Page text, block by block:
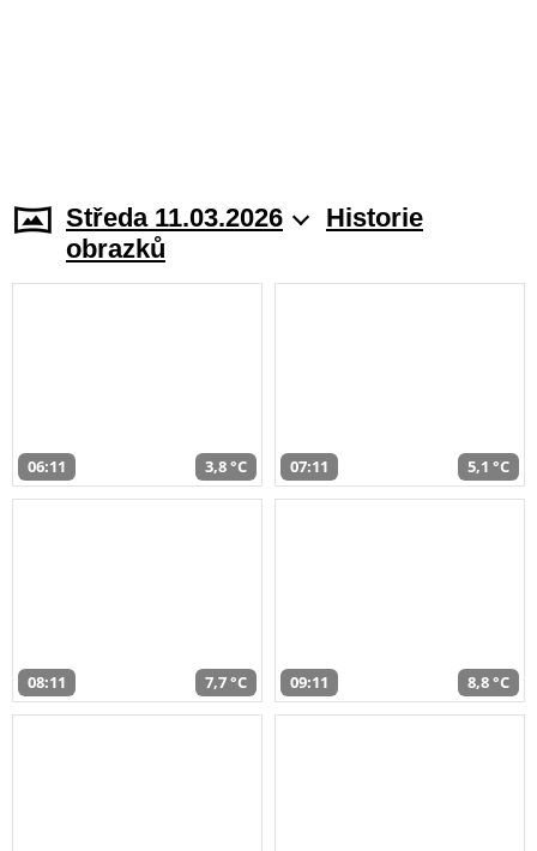
Středa 11.03.2026
Historie
obrazků
06:11 3,8 °C 07:11 5,1 °C
08:11 7,7 °C 09:11 8,8 °C